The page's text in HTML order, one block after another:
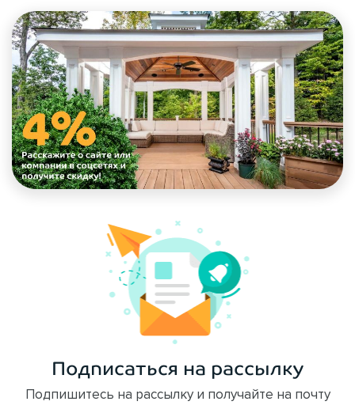
Подписаться на рассылку
Подпишитесь на рассылку и получайте на почту